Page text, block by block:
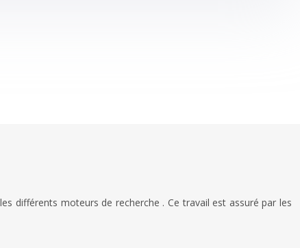
différents moteurs de recherche . Ce travail est assuré par les